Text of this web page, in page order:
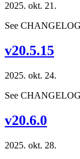
2025. okt. 21.
See
v20.5.15
2025. okt. 24.
See
v20.6.0
2025. okt. 28.